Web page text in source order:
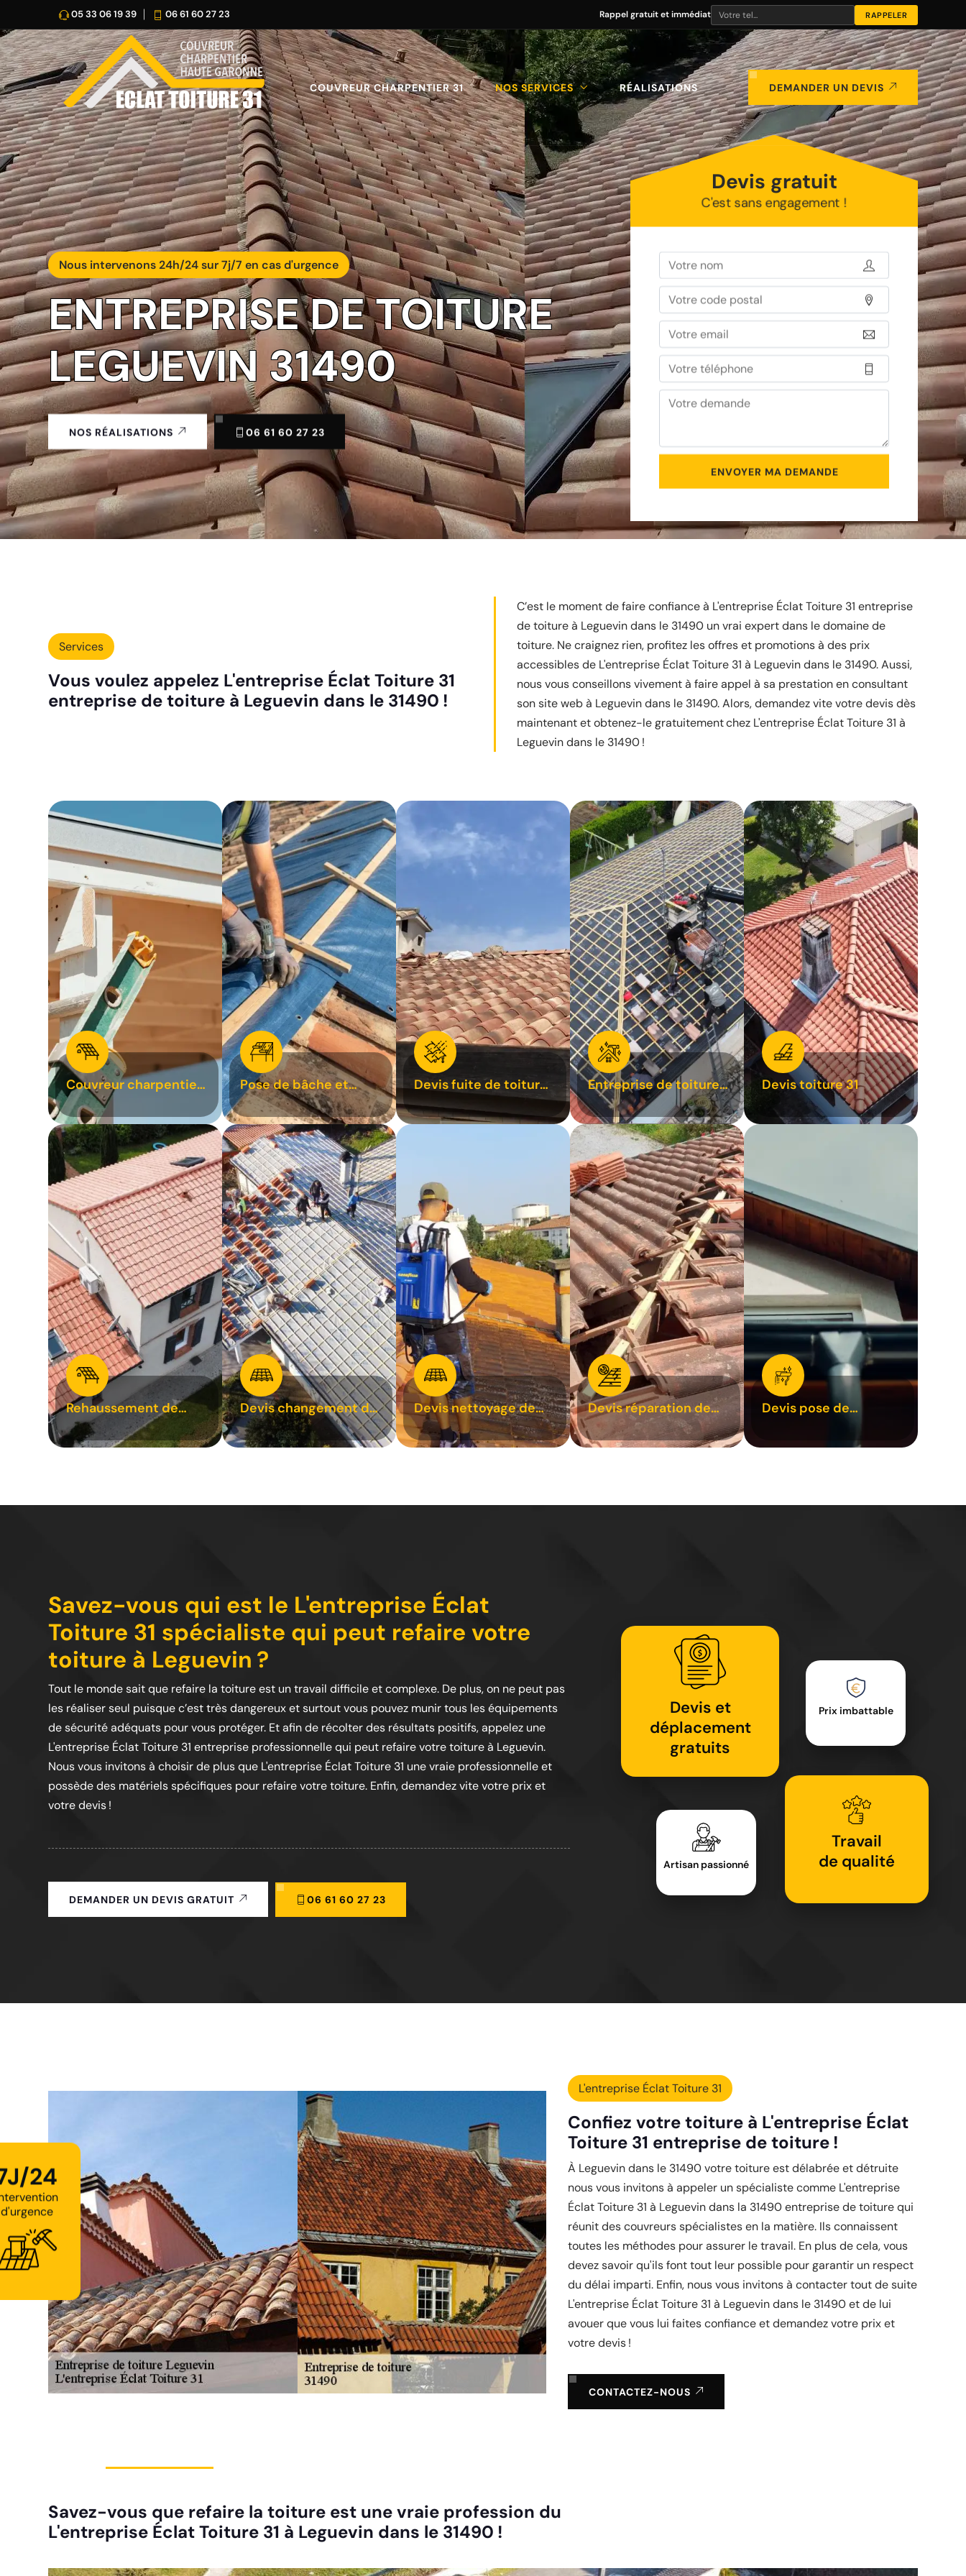
05 33 06 19 39 06 61 60 27 23 Rappel gratuit et immédiat
COUVREUR CHARPENTIER 31 NOS SERVICES RÉALISATIONS DEMANDER UN DEVIS
Nous intervenons 24h/24 sur 7j/7 en cas d'urgence
ENTREPRISE DE TOITURE
LEGUEVIN 31490
NOS RÉALISATIONS 06 61 60 27 23
Devis gratuit
C'est sans engagement !
Services
Vous voulez appelez L'entreprise Éclat Toiture 31
entreprise de toiture à Leguevin dans le 31490 !
C’est le moment de faire confiance à L'entreprise Éclat Toiture 31 entreprise
de toiture à Leguevin dans le 31490 un vrai expert dans le domaine de
toiture. Ne craignez rien, profitez les offres et promotions à des prix
accessibles de L'entreprise Éclat Toiture 31 à Leguevin dans le 31490. Aussi,
nous vous conseillons vivement à faire appel à sa prestation en consultant
son site web à Leguevin dans le 31490. Alors, demandez vite votre devis dès
maintenant et obtenez-le gratuitement chez L'entreprise Éclat Toiture 31 à
Leguevin dans le 31490 !
Couvreur charpentier
31
Pose de bâche et
bâchage de toiture 31
Devis fuite de toiture
31
Entreprise de toiture
31
Devis toiture 31
Rehaussement de
toiture 31
Devis changement de
tuile 31
Devis nettoyage de
toiture 31
Devis réparation de
toiture 31
Devis pose de
Savez-vous qui est le L'entreprise Éclat
Toiture 31 spécialiste qui peut refaire votre
toiture à Leguevin ?
Tout le monde sait que refaire la toiture est un travail difficile et complexe. De plus, on ne peut pas
les réaliser seul puisque c’est très dangereux et surtout vous pouvez munir tous les équipements
de sécurité adéquats pour vous protéger. Et afin de récolter des résultats positifs, appelez une
L'entreprise Éclat Toiture 31 entreprise professionnelle qui peut refaire votre toiture à Leguevin.
Nous vous invitons à choisir de plus que L'entreprise Éclat Toiture 31 une vraie professionnelle et
possède des matériels spécifiques pour refaire votre toiture. Enfin, demandez vite votre prix et
votre devis !
Devis et
déplacement
gratuits
Artisan passionné
Prix imbattable
Travail
de qualité
DEMANDER UN DEVIS GRATUIT 06 61 60 27 23
24
L'entreprise Éclat Toiture 31
Confiez votre toiture à L'entreprise Éclat
Toiture 31 entreprise de toiture !
À Leguevin dans le 31490 votre toiture est délabrée et détruite
nous vous invitons à appeler un spécialiste comme L'entreprise
Éclat Toiture 31 à Leguevin dans la 31490 entreprise de toiture qui
réunit des couvreurs spécialistes en la matière. Ils connaissent
toutes les méthodes pour assurer le travail. En plus de cela, vous
devez savoir qu'ils font tout leur possible pour garantir un respect
du délai imparti. Enfin, nous vous invitons à contacter tout de suite
L'entreprise Éclat Toiture 31 à Leguevin dans le 31490 et de lui
avouer que vous lui faites confiance et demandez votre prix et
votre devis !
CONTACTEZ-NOUS
Savez-vous que refaire la toiture est une vraie profession du
L'entreprise Éclat Toiture 31 à Leguevin dans le 31490 !